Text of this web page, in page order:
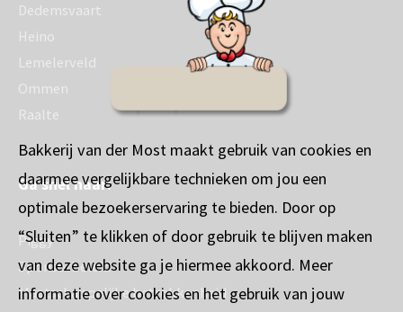
Dedemsvaart
Heino
Lemelerveld
Ommen
Raalte
Ga snel naar:
Piggy
Sponsorbeleid
Maatschappelijke betrokkenheid
Bakkerij van der Most maakt gebruik van cookies en
daarmee vergelijkbare technieken om jou een
optimale bezoekerservaring te bieden. Door op
“Sluiten” te klikken of door gebruik te blijven maken
van deze website ga je hiermee akkoord. Meer
informatie over cookies en het gebruik van jouw